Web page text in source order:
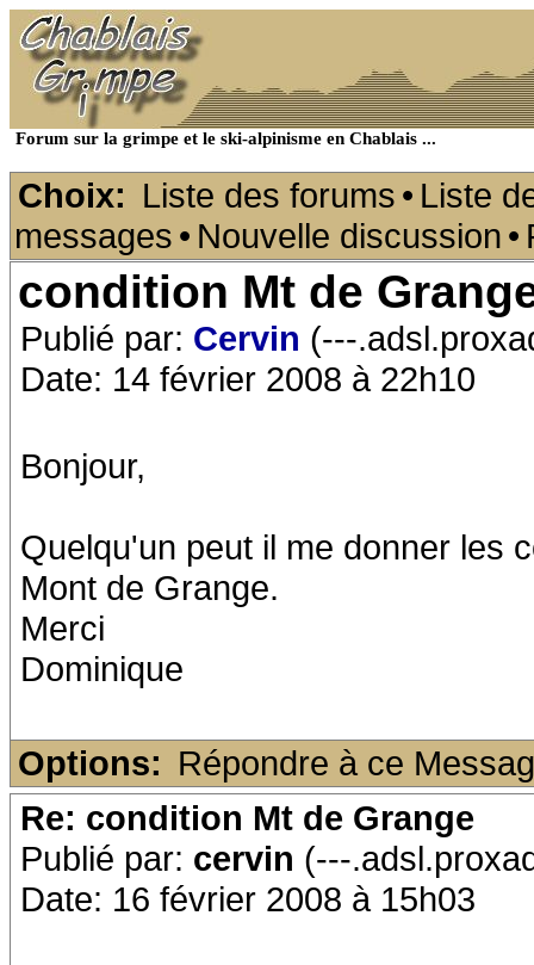
Forum sur la grimpe et le ski-alpinisme en Chablais ...
Choix: Liste des forums • Liste
messages • Nouvelle discussion •
condition Mt de
Publié par: Cervin (---
Date: 14 février 2008 à 22h10
Bonjour,
Quelqu'un peut il me donner les
Mont de Grange.
Merci
Dominique
Options: Répondre à ce
Re: condition Mt de Grange
Publié par: cervin (---
Date: 16 février 2008 à 15h03